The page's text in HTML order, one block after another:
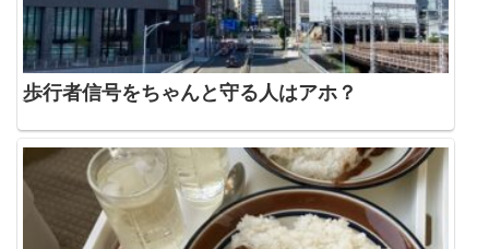
歩行者信号をちゃんと守る人はアホ？